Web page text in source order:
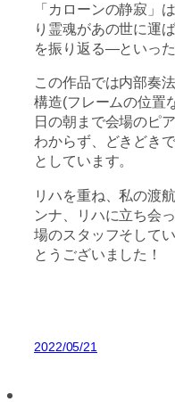
「カローンの静寂」
り霊魂があの世に運
を振り返る―といっ
この作品では内部奏
構造(フレームの位置
日の朝まで会場のピ
わからず、どきどき
としています。
リハを重ね、私の渡
ンナ、リハに立ち会
場のスタッフそして
とうございました！
2022/05/21